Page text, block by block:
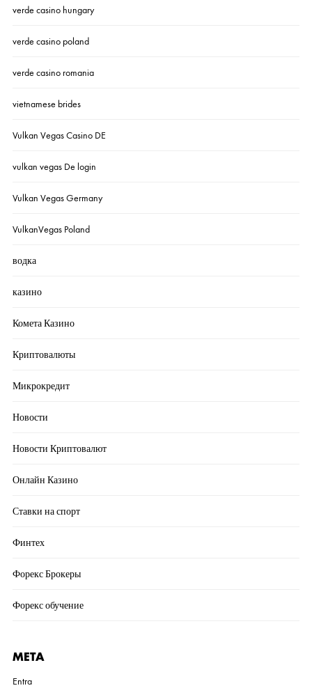
verde casino hungary
verde casino poland
verde casino romania
vietnamese brides
Vulkan Vegas Casino DE
vulkan vegas De login
Vulkan Vegas Germany
VulkanVegas Poland
водка
казино
Комета Казино
Криптовалюты
Микрокредит
Новости
Новости Криптовалют
Онлайн Казино
Ставки на спорт
Финтех
Форекс Брокеры
Форекс обучение
META
Entra